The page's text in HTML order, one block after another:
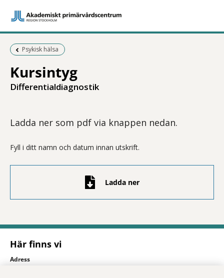
Föregående sida:
Psykisk hälsa
Kursintyg
Differentialdiagnostik
Ladda ner som pdf via knappen nedan.
Fyll i ditt namn och datum innan utskrift.
Ladda ner
Här finns vi
Adress